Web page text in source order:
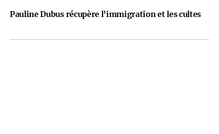
Pauline Dubus récupère l’immigration et les cultes